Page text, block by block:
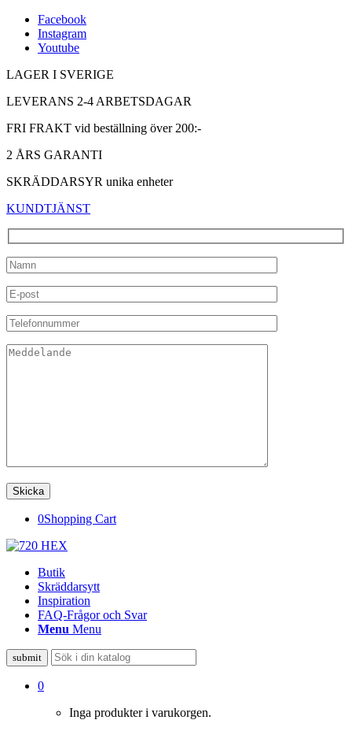
Facebook
Instagram
Youtube
LAGER I SVERIGE
LEVERANS 2-4 ARBETSDAGAR
FRI FRAKT vid beställning över 200:-
2 ÅRS GARANTI
SKRÄDDARSYR unika enheter
KUNDTJÄNST
0Shopping Cart
Butik
Skräddarsytt
Inspiration
FAQ-Frågor och Svar
Menu Menu
0
Inga produkter i varukorgen.